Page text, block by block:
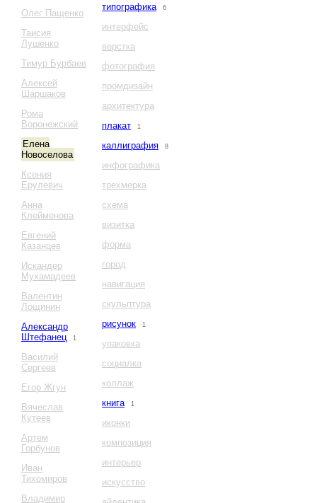
Олег Пащенко
Таисия
Лушенко
Тимур Бурбаев
Алексей
Шаршаков
Рома
Воронежский
Елена
Новоселова
Ксения
Ерулевич
Анна
Клейменова
Евгений
Казанцев
Искандер
Мухамадеев
Валентин
Лощинин
Александр
Штефанец
1
Василий
Сергеев
Егор Жгун
Вячеслав
Кутеев
Артем
Горбунов
Иван
Тихомиров
Владимир
типографика
6
интерфейс
верстка
фотография
промдизайн
архитектура
плакат
1
каллиграфия 8
инфографика
трехмерка
схема
визитка
форма
город
навигация
скульптура
рисунок
1
упаковка
социалка
коллаж
книга
1
иконки
композиция
интерьер
искусство